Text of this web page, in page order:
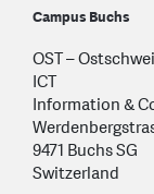
Campus Buchs
OST –
ICT
Information &
9471 Buchs SG
Switzerland